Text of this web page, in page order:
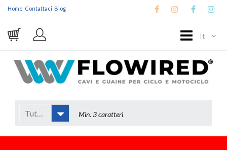
Home Contattaci Blog
It
Tutto